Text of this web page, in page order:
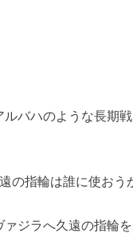
ルバハのような長期
の指輪は誰に使お
ジラへ久遠の指輪